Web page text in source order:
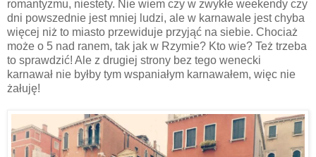
romantyzmu, niestety. Nie wiem czy w zwykłe weekendy czy
dni powszednie jest mniej ludzi, ale w karnawale jest chyba
więcej niż to miasto przewiduje przyjąć na siebie. Chociaż
może o 5 nad ranem, tak jak w Rzymie? Kto wie? Też trzeba
to sprawdzić! Ale z drugiej strony bez tego wenecki
karnawał nie byłby tym wspaniałym karnawałem, więc nie
żałuję!